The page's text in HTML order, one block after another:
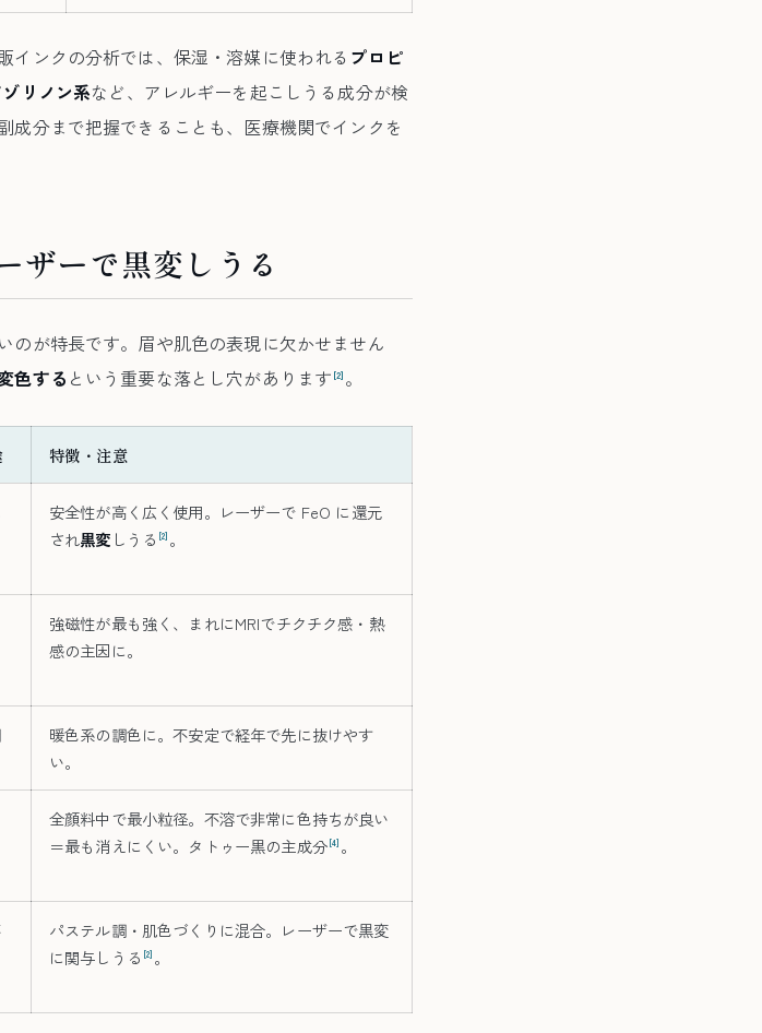
インクの分析では、保湿・溶媒に使われる プロピ
リノン系など、アレルギーを起こしうる成分が検
成分まで把握できることも、医療機関でインクを
ザーで黒変しうる
のが特長です。眉や肌色の表現に欠かせません
色する という重要な落とし穴があります [2] 。
特徴・注意
安全性が高く広く使用。レーザーで FeO に還元
され黒変 しうる [2] 。
強磁性が最も強く、まれにMRIでチクチク感・熱
感の主因に。
暖色系の調色に。不安定で経年で先に抜けやす
い。
全顔料中で最小粒径。不溶で非常に色持ちが良い
＝最も消えにくい。タトゥー黒の主成分[4] 。
パステル調・肌色づくりに混合。レーザーで黒変
に関与しうる [2] 。